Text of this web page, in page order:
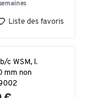
Liste des favoris
c WSM, l.
mm non